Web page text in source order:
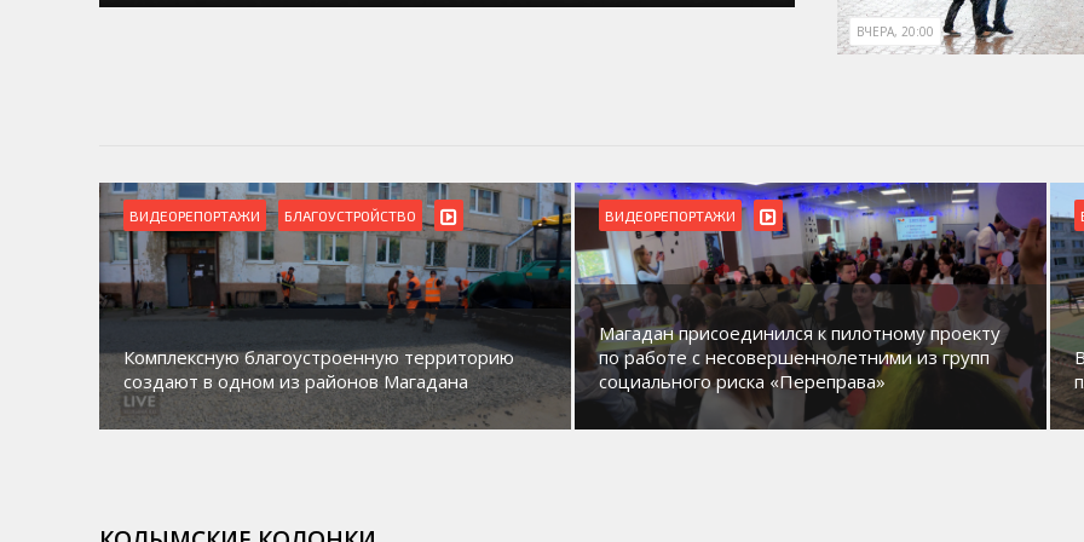
ВЧЕРА, 20:00
ВИДЕОРЕПОРТАЖИ
Магадан присоединился к пилотному проекту
по работе с несовершеннолетними из групп
социального риска «Переправа»
БЛАГОУСТРОЙСТВО ВИДЕОРЕПОРТАЖИ
В Магадане идет обустройство новых детских
площадок в микрорайонах.